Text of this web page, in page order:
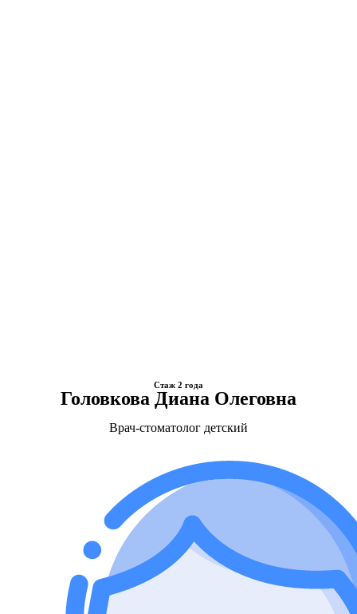
Стаж 2 года
Головкова Диана Олеговна
Врач-стоматолог детский